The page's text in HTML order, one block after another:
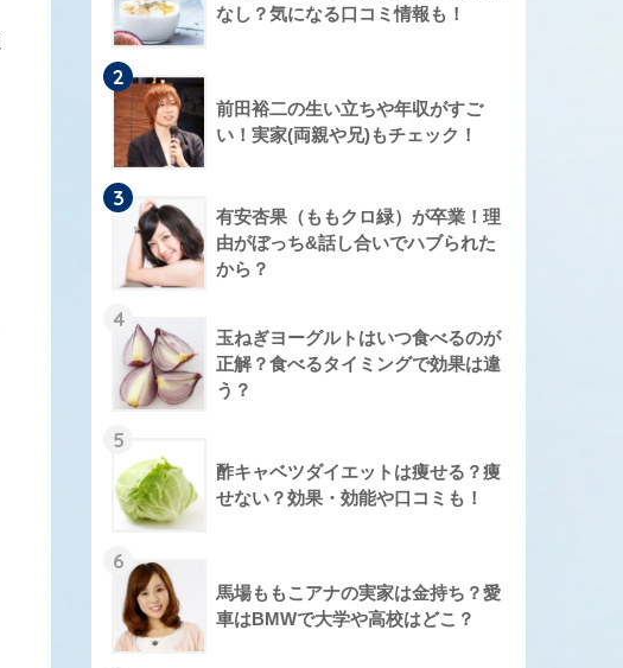
なし？気になる口コミ情報も！
2
前田裕二の生い立ちや年収がすご
い！実家(両親や兄)もチェック！
3
有安杏果（ももクロ緑）が卒業！理
由がぼっち&話し合いでハブられた
から？
4
玉ねぎヨーグルトはいつ食べるのが
正解？食べるタイミングで効果は違
う？
5
酢キャベツダイエットは痩せる？痩
せない？効果・効能や口コミも！
6
馬場ももこアナの実家は金持ち？愛
車はBMWで大学や高校はどこ？